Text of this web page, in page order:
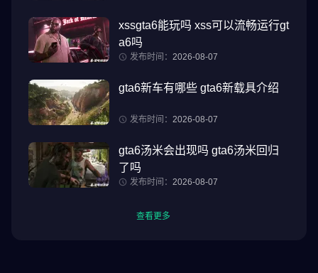
xssgta6能玩吗 xss可以流畅运行gt
a6吗
发布时间： 2026-08-07
gta6新车有哪些 gta6新载具介绍
发布时间： 2026-08-07
gta6汤米会出现吗 gta6汤米回归
了吗
发布时间： 2026-08-07
查看更多